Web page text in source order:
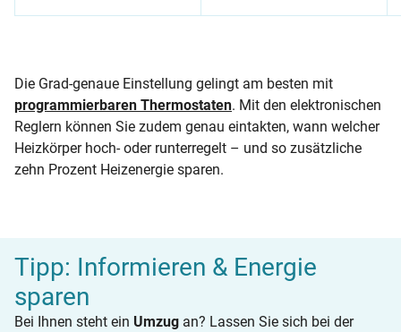
Die Grad-genaue Einstellung gelingt am besten mit
programmierbaren Thermostaten. Mit den elektronischen
Reglern können Sie zudem genau eintakten, wann welcher
Heizkörper hoch- oder runterregelt – und so zusätzliche
zehn Prozent Heizenergie sparen.
Tipp: Informieren & Energie
sparen
Bei Ihnen steht ein Umzug an? Lassen Sie sich bei der